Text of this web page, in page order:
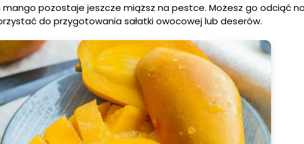
mango pozostaje jeszcze miąższ na pestce. Możesz go odciąć
do przygotowania sałatki owocowej lub deserów.